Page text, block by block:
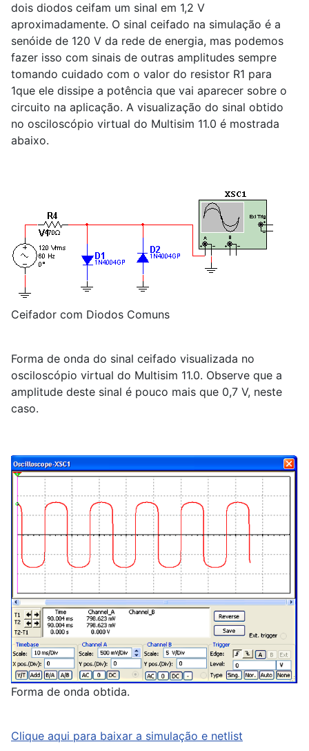
dois diodos ceifam um sinal em 1,2 V
aproximadamente. O sinal ceifado na simulação é a
senóide de 120 V da rede de energia, mas podemos
fazer isso com sinais de outras amplitudes sempre
tomando cuidado com o valor do resistor R1 para
1que ele dissipe a potência que vai aparecer sobre o
circuito na aplicação. A visualização do sinal obtido
no osciloscópio virtual do Multisim 11.0 é mostrada
abaixo.
Ceifador com Diodos Comuns
Forma de onda do sinal ceifado visualizada no
osciloscópio virtual do Multisim 11.0. Observe que a
amplitude deste sinal é pouco mais que 0,7 V, neste
caso.
Forma de onda obtida.
Clique aqui para baixar a simulação e netlist